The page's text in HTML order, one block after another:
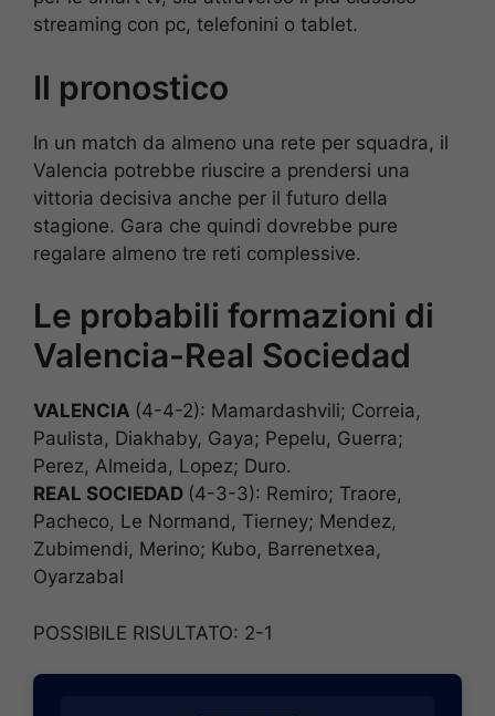
streaming con pc, telefonini o tablet.
Il pronostico
In un match da almeno una rete per squadra, il
Valencia potrebbe riuscire a prendersi una
vittoria decisiva anche per il futuro della
stagione. Gara che quindi dovrebbe pure
regalare almeno tre reti complessive.
Le probabili formazioni di
Valencia-Real Sociedad
VALENCIA (4-4-2): Mamardashvili; Correia,
Paulista, Diakhaby, Gaya; Pepelu, Guerra;
Perez, Almeida, Lopez; Duro.
REAL SOCIEDAD (4-3-3): Remiro; Traore,
Pacheco, Le Normand, Tierney; Mendez,
Zubimendi, Merino; Kubo, Barrenetxea,
Oyarzabal
POSSIBILE RISULTATO: 2-1